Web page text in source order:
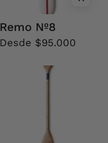
Remo Nº8
Desde $95.000
Remo